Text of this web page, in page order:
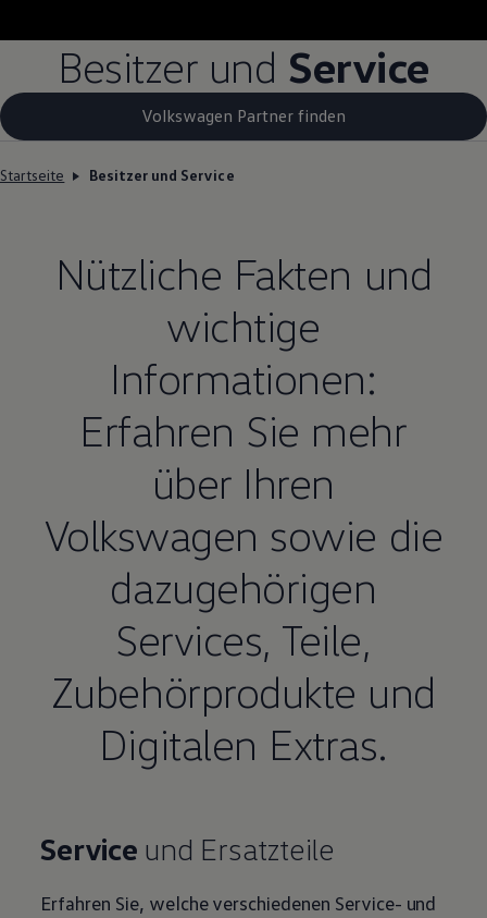
Besitzer und Service
Volkswagen Partner finden
Startseite Besitzer und Service
Nützliche Fakten und
wichtige
Informationen:
Erfahren Sie mehr
über Ihren
Volkswagen sowie die
dazugehörigen
Services, Teile,
Zubehörprodukte und
Digitalen Extras.
Service und Ersatzteile
Erfahren Sie, welche verschiedenen Service- und